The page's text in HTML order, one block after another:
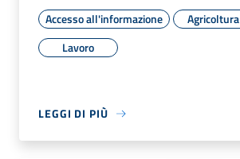
Accesso all'informazione
Agricoltura
Lavoro
LEGGI DI PIÙ